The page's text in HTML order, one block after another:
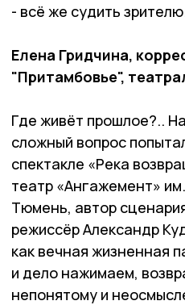
- всё же судить
Елена Гридчина,
"Притамбовье",
Где живёт прошлое?..
сложный вопрос
спектакле «Река
театр «Ангажемент»
Тюмень, автор
режиссёр Александр
как вечная жизненная
и дело нажимаем,
непонятому и